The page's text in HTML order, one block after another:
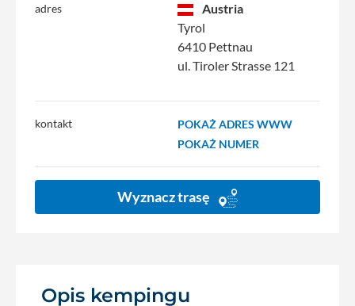
adres
Austria
Tyrol
6410 Pettnau
ul. Tiroler Strasse 121
kontakt
POKAŻ ADRES WWW
POKAŻ NUMER
Wyznacz trasę
Opis kempingu